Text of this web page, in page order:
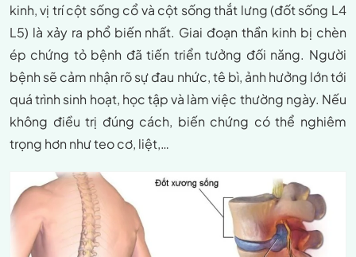
kinh, vị trí cột sống cổ và cột sống thắt lưng (đốt sống L4
L5) là xảy ra phổ biến nhất. Giai đoạn thần kinh bị chèn
ép chứng tỏ bệnh đã tiến triển tưởng đối năng. Người
bệnh sẽ cảm nhận rõ sự đau nhức, tê bì, ảnh hưởng lớn tới
quá trình sinh hoạt, học tập và làm việc thường ngày. Nếu
không điều trị đúng cách, biến chứng có thể nghiêm
trọng hơn như teo cơ, liệt,…